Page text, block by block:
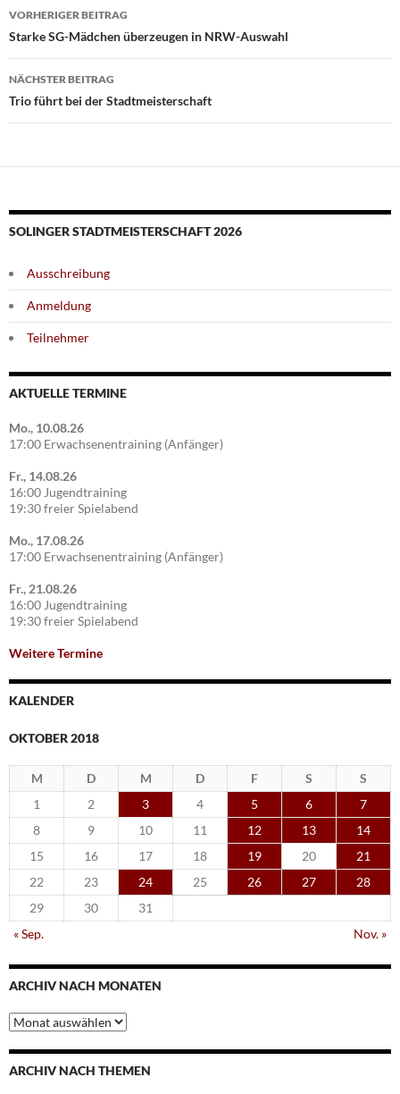
Beitragsnavigation
VORHERIGER BEITRAG
Starke SG-Mädchen überzeugen in NRW-Auswahl
NÄCHSTER BEITRAG
Trio führt bei der Stadtmeisterschaft
SOLINGER STADTMEISTERSCHAFT 2026
Ausschreibung
Anmeldung
Teilnehmer
AKTUELLE TERMINE
Mo., 10.08.26
17:00 Erwachsenentraining (Anfänger)
Fr., 14.08.26
16:00 Jugendtraining
19:30 freier Spielabend
Mo., 17.08.26
17:00 Erwachsenentraining (Anfänger)
Fr., 21.08.26
16:00 Jugendtraining
19:30 freier Spielabend
Weitere Termine
KALENDER
OKTOBER 2018
M D M D F S
S
1
2 3 4 5 6
7
8
9 10 11 12 13
14
15
16 17 18 19 20
21
22
23 24 25 26 27
28
29
30
31
« Sep.
Nov. »
ARCHIV NACH MONATEN
Archiv
nach
Monaten
ARCHIV NACH THEMEN